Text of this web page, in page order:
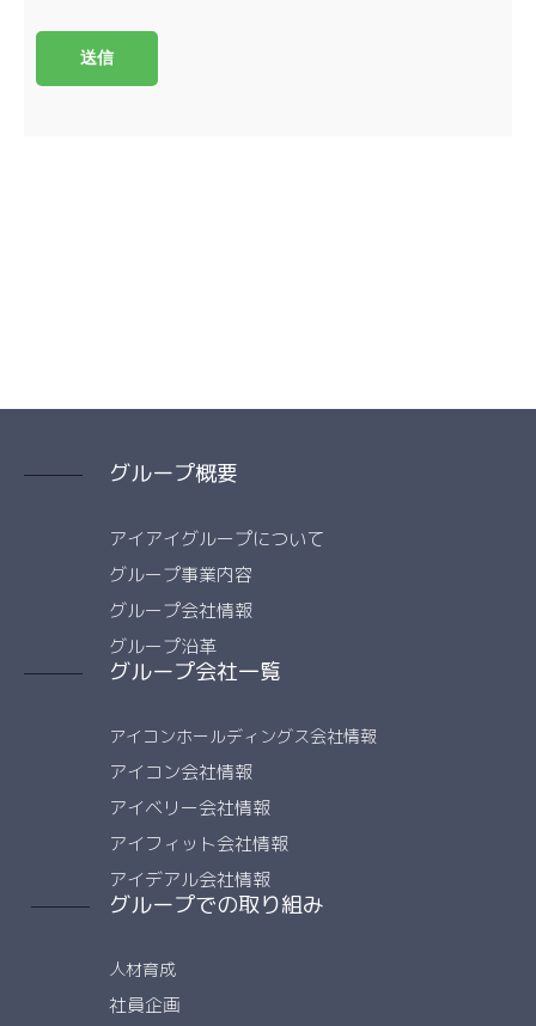
グループ概要
アイアイグループについて
グループ事業内容
グループ会社情報
グループ沿革
グループ会社一覧
アイコンホールディングス会社情報
アイコン会社情報
アイベリー会社情報
アイフィット会社情報
アイデアル会社情報
グループでの取り組み
人材育成
社員企画